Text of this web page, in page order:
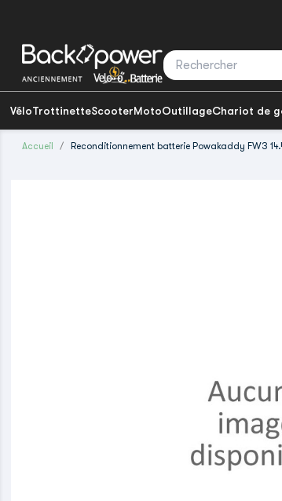
VéloTrottinetteScooterMotoOutillageChariot de
Accueil Reconditionnement batterie Powakaddy FW3